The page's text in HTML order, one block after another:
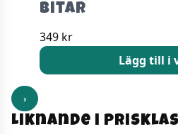
bitar
349 kr
Lägg till i
›
Liknande i